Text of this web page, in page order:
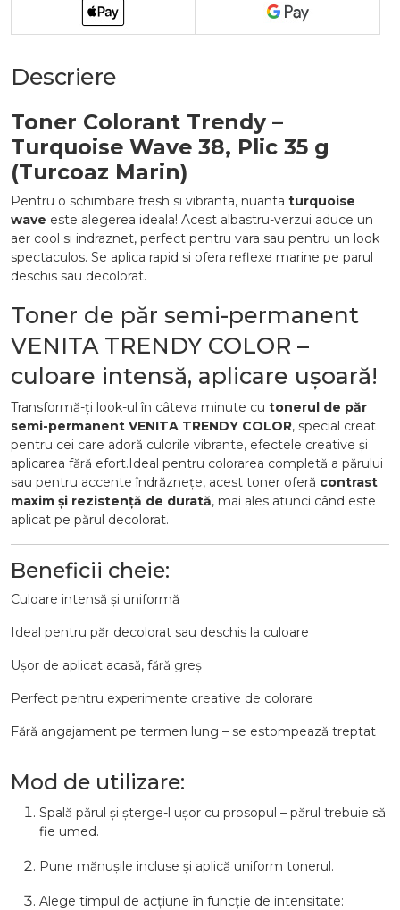
Descriere
Toner Colorant Trendy –
Turquoise Wave 38, Plic 35 g
(Turcoaz Marin)
Pentru o schimbare fresh si vibranta, nuanta turquoise
wave este alegerea ideala! Acest albastru-verzui aduce un
aer cool si indraznet, perfect pentru vara sau pentru un look
spectaculos. Se aplica rapid si ofera reflexe marine pe parul
deschis sau decolorat.
Toner de păr semi-permanent
VENITA TRENDY COLOR –
culoare intensă, aplicare ușoară!
Transformă-ți look-ul în câteva minute cu tonerul de păr
semi-permanent VENITA TRENDY COLOR, special creat
pentru cei care adoră culorile vibrante, efectele creative și
aplicarea fără efort.Ideal pentru colorarea completă a părului
sau pentru accente îndrăznețe, acest toner oferă contrast
maxim și rezistență de durată, mai ales atunci când este
aplicat pe părul decolorat.
Beneficii cheie:
Culoare intensă și uniformă
Ideal pentru păr decolorat sau deschis la culoare
Ușor de aplicat acasă, fără greș
Perfect pentru experimente creative de colorare
Fără angajament pe termen lung – se estompează treptat
Mod de utilizare:
Spală părul și șterge-l ușor cu prosopul – părul trebuie să
fie umed.
Pune mănușile incluse și aplică uniform tonerul.
Alege timpul de acțiune în funcție de intensitate: